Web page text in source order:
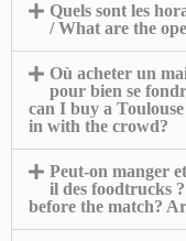
Quels sont les
/ What are the
Où acheter un
pour bien se
can I buy a
in with the crowd?
Peut-on manger
il des foodtrucks
before the match?